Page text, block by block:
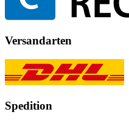
Versandarten
Spedition